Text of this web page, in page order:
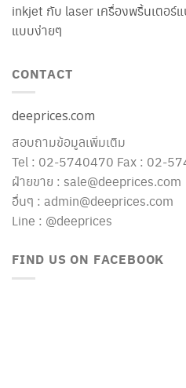
inkjet กับ laser เครื่องพริ้นเตอร์
แบบง่ายๆ
CONTACT
deeprices.com
สอบถามข้อมูลเพิ่มเติม
Tel : 02-5740470 Fax : 02-
ฝ่ายขาย : sale@deeprices.com
อื่นๆ : admin@deeprices.com
Line : @deeprices
FIND US ON FACEBOOK